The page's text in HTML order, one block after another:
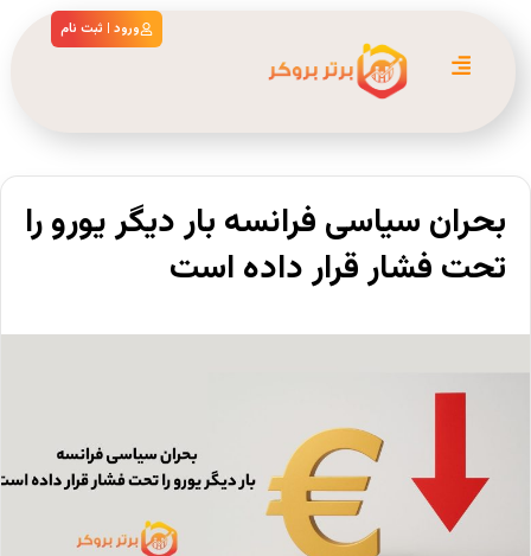
ورود | ثبت نام
بحران سیاسی فرانسه بار دیگر یورو را
تحت فشار قرار داده است